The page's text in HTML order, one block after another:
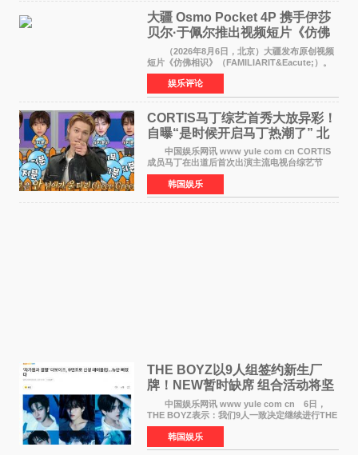
大疆 Osmo Pocket 4P 携手伊莎
贝尔·于佩尔推出视频短片《仿佛
相识》
（2026年8月6日，北京）大疆发布原创视频
短片《仿佛相识》（FAMILIARIT&Eacute;）。
视频短片由戛纳国际电影节最佳女演员伊莎贝尔·
于佩尔（Isabelle Huppert）主演，全程使用大
疆首款双主摄口
娱乐评论
CORTIS马丁综艺首秀大放异彩！
自曝“是时候开启马丁热潮了” 北
美巡演火热进行中
中国娱乐网讯 www yule com cn CORTIS
成员马丁在出道后首次出演主流电视台综艺节
目，展现了多才多艺的魅力。 马丁出演了5日
播出的MBC《Radio Star》Fashion与Passion
之间，I&lsquo;m
韩国娱乐
THE BOYZ以9人组签约新生厂
牌！NEW暂时缺席 组合活动将坚
定不移继续
中国娱乐网讯 www yule com cn 6日，
THE BOYZ表示：我们9人一致决定继续进行THE
BOYZ组合活动，并且已经完成了组合团体活动
签约。目前正在新生厂牌下进行活动准备。尚未
离开THE BOYZ原所
韩国娱乐